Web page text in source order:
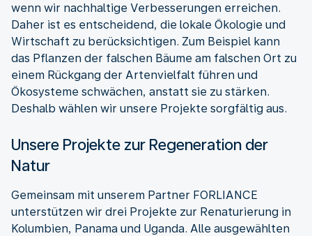
wenn wir nachhaltige Verbesserungen erreichen.
Daher ist es entscheidend, die lokale Ökologie und
Wirtschaft zu berücksichtigen. Zum Beispiel kann
das Pflanzen der falschen Bäume am falschen Ort zu
einem Rückgang der Artenvielfalt führen und
Ökosysteme schwächen, anstatt sie zu stärken.
Deshalb wählen wir unsere Projekte sorgfältig aus.
Unsere Projekte zur Regeneration der
Natur
Gemeinsam mit unserem Partner FORLIANCE
unterstützen wir drei Projekte zur Renaturierung in
Kolumbien, Panama und Uganda. Alle ausgewählten